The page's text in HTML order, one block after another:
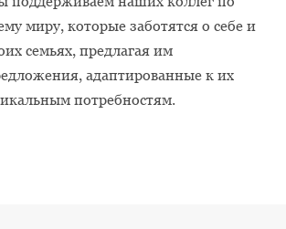
миру, которые заботятся о себе и
семьях, предлагая им
адаптированные к их
потребностям.